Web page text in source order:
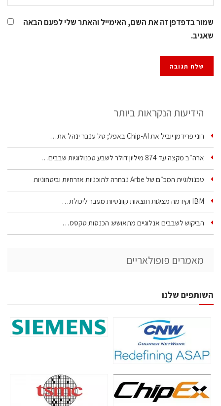
שמור בדפדפן זה את השם, האימייל והאתר שלי לפעם הבאה
שאגיב.
הידיעות הנקראות ביותר
רוני פרידמן יוביל את Chip‑AI באפל; טל ענבר ינהל את…
ארה״ב מקצה עד 874 מיליון דולר לשבע טכנולוגיות שבבים…
טכנולוגיית המכ״ם של Arbe נבחרה לתוכניות אזרחיות וביטחוניות
IBM וקידמה מציגות תוצאות קוונטיות מעבר ליכולת…
הביקוש לשבבים אנלוגיים מתאושש: הכנסות טקסס…
מאמרים פופולאריים
השותפים שלנו